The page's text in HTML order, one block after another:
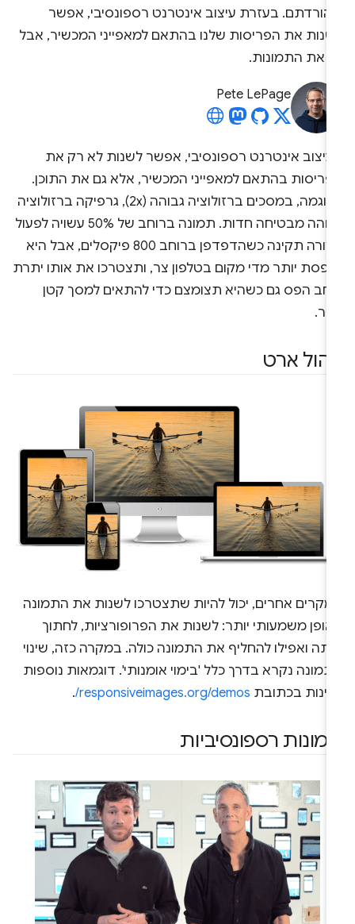
בעזרת עיצוב אינטרנט רספונסיבי, אפשר
את הפריסות שלנו בהתאם למאפייני המכשיר, אבל
את התמונות.
Pete LePage
אינטרנט רספונסיבי, אפשר לשנות לא רק את
בהתאם למאפייני המכשיר, אלא גם את התוכן.
לדוגמה, במסכים ברזולוציה גבוהה (2x), גרפיקה ברזולוציה
גבוהה מבטיחה חדות. תמונה ברוחב של 50% עשויה לפעול
בצורה תקינה כשהדפדפן ברוחב 800 פיקסלים, אבל היא
יותר מדי מקום בטלפון צר, ותצטרכו את אותו יתרת
הפס גם כשהיא תצומצם כדי להתאים למסך קטן
ארט
אחרים, יכול להיות שתצטרכו לשנות את התמונה
משמעותי יותר: לשנות את הפרופורציות, לחתוך
ואפילו להחליף את התמונה כולה. במקרה כזה, שינוי
נקרא בדרך כלל 'בימוי אומנותי'. דוגמאות נוספות
בכתובתresponsiveimages.org/demos/
.
רספונסיביות